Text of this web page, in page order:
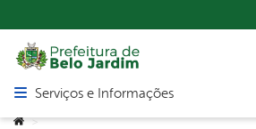
Abrir menu principal de navegação
Serviços e Informações
Você está aqui:
>